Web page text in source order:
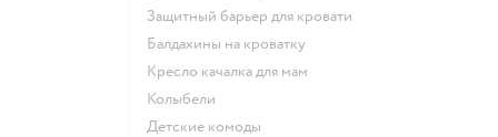
Защитный барьер для кровати
Балдахины на кроватку
Кресло качалка для мам
Колыбели
Детские комоды